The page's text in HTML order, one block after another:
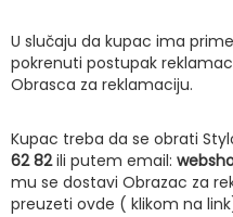
U slučaju da kupac ima
pokrenuti postupak
Obrasca za reklamaciju.
Kupac treba da se obrati
62 82ili putem email:
mu se dostavi Obrazac za
preuzeti ovde ( klikom na